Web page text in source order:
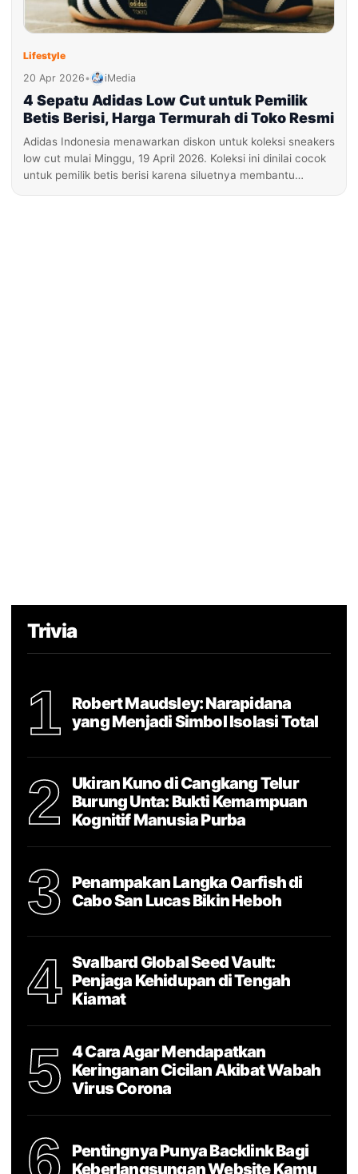
Lifestyle
20 Apr 2026• iMedia
4 Sepatu Adidas Low Cut untuk Pemilik
Betis Berisi, Harga Termurah di Toko Resmi
Adidas Indonesia menawarkan diskon untuk koleksi sneakers
low cut mulai Minggu, 19 April 2026. Koleksi ini dinilai cocok
untuk pemilik betis berisi karena siluetnya membantu…
Trivia
1
Robert Maudsley: Narapidana
yang Menjadi Simbol Isolasi Total
2
Ukiran Kuno di Cangkang Telur
Burung Unta: Bukti Kemampuan
Kognitif Manusia Purba
3
Penampakan Langka Oarfish di
Cabo San Lucas Bikin Heboh
4
Svalbard Global Seed Vault:
Penjaga Kehidupan di Tengah
Kiamat
5
4 Cara Agar Mendapatkan
Keringanan Cicilan Akibat Wabah
Virus Corona
Pentingnya Punya Backlink Bagi
Keberlangsungan Website Kamu